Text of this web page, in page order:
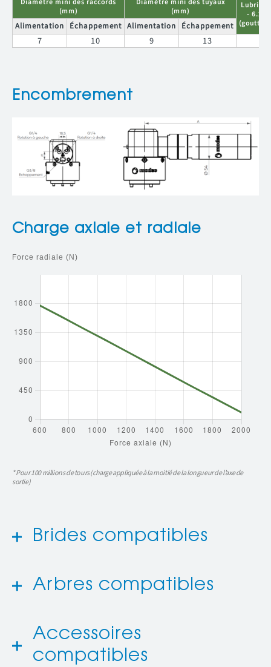
Diamètre mini des raccords
(mm)
Diamètre mini des tuyaux
(mm)
- 6.2
Alimentation Échappement Alimentation Échappement
7 10 9 13
Encombrement
Charge axiale et radiale
* Pour 100 millions de tours (charge appliquée à la moitié de la longueur de l’axe de
sortie)
Brides compatibles
Arbres compatibles
Accessoires
compatibles